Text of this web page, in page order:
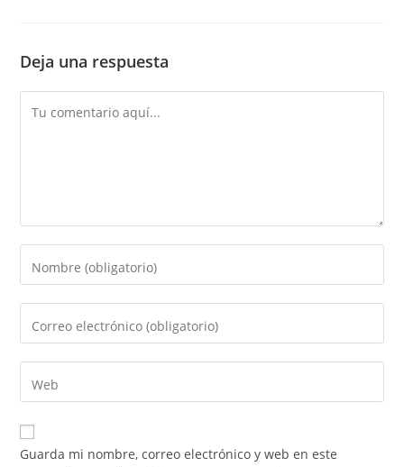
Deja una respuesta
Guarda mi nombre, correo electrónico y web en este